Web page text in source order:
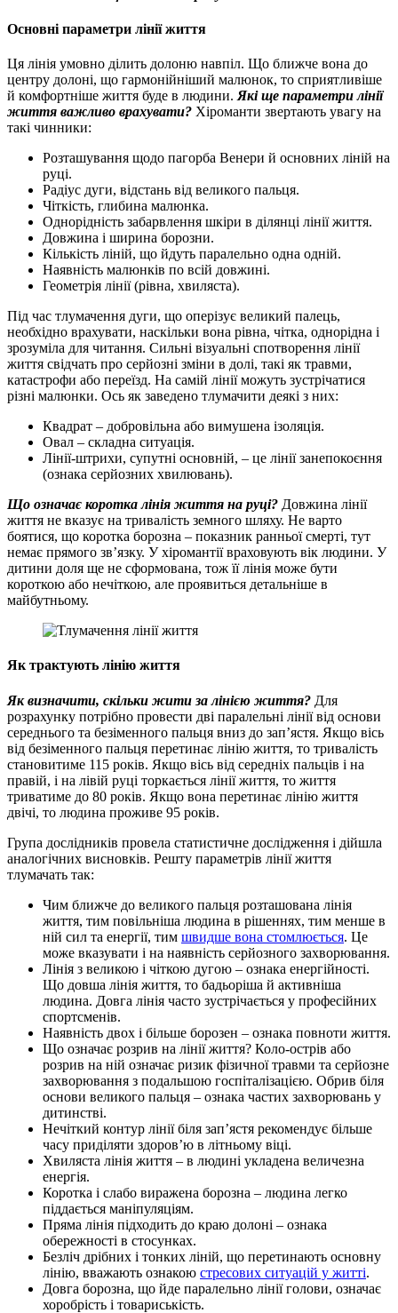
Основні параметри лінії життя
Ця лінія умовно ділить долоню навпіл. Що ближче вона до
центру долоні, що гармонійніший малюнок, то сприятливіше
й комфортніше життя буде в людини. Які ще параметри лінії
життя важливо врахувати? Хіроманти звертають увагу на
такі чинники:
Розташування щодо пагорба Венери й основних ліній на
руці.
Радіус дуги, відстань від великого пальця.
Чіткість, глибина малюнка.
Однорідність забарвлення шкіри в ділянці лінії життя.
Довжина і ширина борозни.
Кількість ліній, що йдуть паралельно одна одній.
Наявність малюнків по всій довжині.
Геометрія лінії (рівна, хвиляста).
Під час тлумачення дуги, що оперізує великий палець,
необхідно врахувати, наскільки вона рівна, чітка, однорідна і
зрозуміла для читання. Сильні візуальні спотворення лінії
життя свідчать про серйозні зміни в долі, такі як травми,
катастрофи або переїзд. На самій лінії можуть зустрічатися
різні малюнки. Ось як заведено тлумачити деякі з них:
Квадрат – добровільна або вимушена ізоляція.
Овал – складна ситуація.
Лінії-штрихи, супутні основній, – це лінії занепокоєння
(ознака серйозних хвилювань).
Що означає коротка лінія життя на руці? Довжина лінії
життя не вказує на тривалість земного шляху. Не варто
боятися, що коротка борозна – показник ранньої смерті, тут
немає прямого зв’язку. У хіромантії враховують вік людини. У
дитини доля ще не сформована, тож її лінія може бути
короткою або нечіткою, але проявиться детальніше в
майбутньому.
Як трактують лінію життя
Як визначити, скільки жити за лінією життя? Для
розрахунку потрібно провести дві паралельні лінії від основи
середнього та безіменного пальця вниз до зап’ястя. Якщо вісь
від безіменного пальця перетинає лінію життя, то тривалість
становитиме 115 років. Якщо вісь від середніх пальців і на
правій, і на лівій руці торкається лінії життя, то життя
триватиме до 80 років. Якщо вона перетинає лінію життя
двічі, то людина проживе 95 років.
Група дослідників провела статистичне дослідження і дійшла
аналогічних висновків. Решту параметрів лінії життя
тлумачать так:
Чим ближче до великого пальця розташована лінія
життя, тим повільніша людина в рішеннях, тим менше в
ній сил та енергії, тим швидше вона стомлюється. Це
може вказувати і на наявність серйозного захворювання.
Лінія з великою і чіткою дугою – ознака енергійності.
Що довша лінія життя, то бадьоріша й активніша
людина. Довга лінія часто зустрічається у професійних
спортсменів.
Наявність двох і більше борозен – ознака повноти життя.
Що означає розрив на лінії життя? Коло-острів або
розрив на ній означає ризик фізичної травми та серйозне
захворювання з подальшою госпіталізацією. Обрив біля
основи великого пальця – ознака частих захворювань у
дитинстві.
Нечіткий контур лінії біля зап’ястя рекомендує більше
часу приділяти здоров’ю в літньому віці.
Хвиляста лінія життя – в людині укладена величезна
енергія.
Коротка і слабо виражена борозна – людина легко
піддається маніпуляціям.
Пряма лінія підходить до краю долоні – ознака
обережності в стосунках.
Безліч дрібних і тонких ліній, що перетинають основну
лінію, вважають ознакою стресових ситуацій у житті.
Довга борозна, що йде паралельно лінії голови, означає
хоробрість і товариськість.